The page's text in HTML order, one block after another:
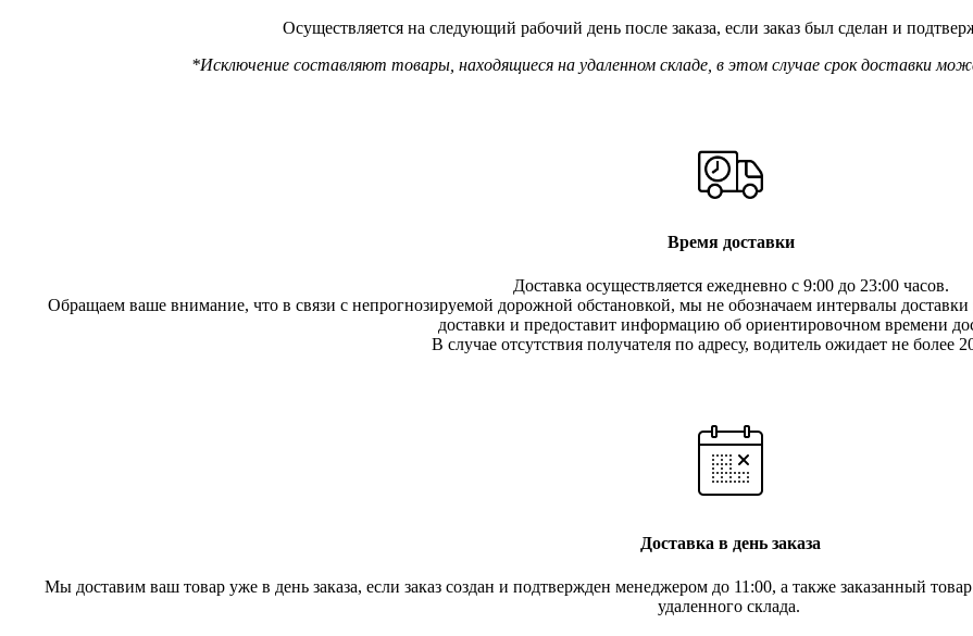
Осуществляется на следующий рабочий день после заказа, если заказ был сделан и
*Исключение составляют товары, находящиеся на удаленном складе, в этом случае срок доставки
Время доставки
Доставка осуществляется ежедневно с 9:00 до 23:00 часов.
Обращаем ваше внимание, что в связи с непрогнозируемой дорожной обстановкой, мы не обозначаем интервалы доставки
доставки и предоставит информацию об ориентировочном времени
В случае отсутствия получателя по адресу, водитель ожидает не более
Доставка в день заказа
Мы доставим ваш товар уже в день заказа, если заказ создан и подтвержден менеджером до 11:00, а также заказанный
удаленного склада.